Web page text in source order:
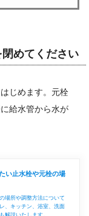
めてください
じめます。元栓
給水管から水が
い止水栓や元栓の場
場所や調整方法について
、キッチン、浴室、洗面
解説いたします。